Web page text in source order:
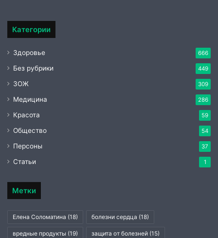
Категории
Здоровье 666
Без рубрики 449
ЗОЖ 309
Медицина 286
Красота 59
Общество 54
Персоны 37
Статьи 1
Метки
Елена Соломатина (18) болезни сердца (18)
вредные продукты (19) защита от болезней (15)